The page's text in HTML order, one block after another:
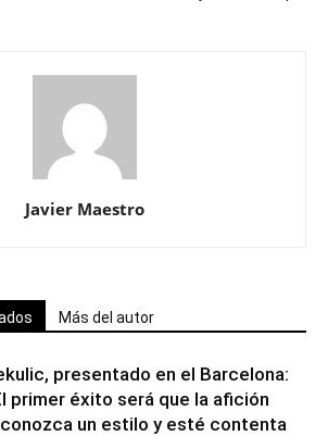
Javier Maestro
Más del autor
presentado en el Barcelona:
primer éxito será que la afición
un estilo y esté contenta